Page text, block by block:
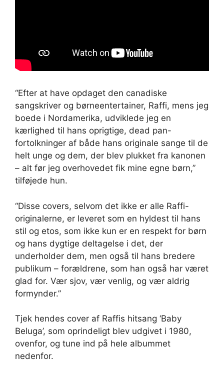
“Efter at have opdaget den canadiske
sangskriver og børneentertainer, Raffi, mens jeg
boede i Nordamerika, udviklede jeg en
kærlighed til hans oprigtige, dead pan-
fortolkninger af både hans originale sange til de
helt unge og dem, der blev plukket fra kanonen
– alt før jeg overhovedet fik mine egne børn,”
tilføjede hun.
“Disse covers, selvom det ikke er alle Raffi-
originalerne, er leveret som en hyldest til hans
stil og etos, som ikke kun er en respekt for børn
og hans dygtige deltagelse i det, der
underholder dem, men også til hans bredere
publikum – forældrene, som han også har været
glad for. Vær sjov, vær venlig, og vær aldrig
formynder.”
Tjek hendes cover af Raffis hitsang ‘Baby
Beluga’, som oprindeligt blev udgivet i 1980,
ovenfor, og tune ind på hele albummet
nedenfor.